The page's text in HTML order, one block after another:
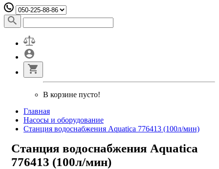
В корзине пусто!
Главная
Насосы и оборудование
Станция водоснабжения Aquatica 776413 (100л/мин)
Станция водоснабжения Aquatica
776413 (100л/мин)